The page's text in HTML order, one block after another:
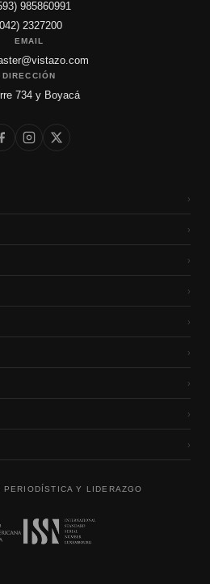
985860991
2327200
EMAIL
DIRECCIÓN
734 y Boyacá
›
›
›
›
›
›
›
›
›
Y LIDERAZGO